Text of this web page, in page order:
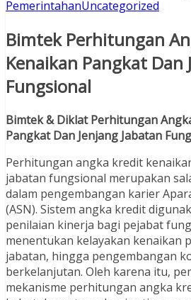
PemerintahanUncategorized
Bimtek Perhitungan
Kenaikan Pangkat Dan
Fungsional
Bimtek & Diklat Perhitungan
Pangkat Dan Jenjang Jabatan
Perhitungan angka kredit
jabatan fungsional merupakan
dalam pengembangan karier
(ASN). Sistem angka kredit
penilaian kinerja bagi pejabat
menentukan kelayakan kenaikan
jabatan, hingga pengembangan
berkelanjutan. Oleh karena itu,
mekanisme perhitungan angka